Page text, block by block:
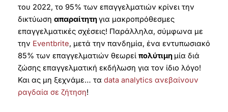
του 2022, το 95% των επαγγελματιών κρίνει την
δικτύωση απαραίτητηγια μακροπρόθεσμες
επαγγελματικές σχέσεις! Παράλληλα, σύμφωνα με
την Eventbrite, μετά την πανδημία, ένα εντυπωσιακό
85% των επαγγελματιών θεωρεί πολύτιμη μία διά
ζώσης επαγγελματική εκδήλωση για τον ίδιο λόγο!
Και ας μη ξεχνάμε… τα data analytics ανεβαίνουν
ραγδαία σε ζήτηση!